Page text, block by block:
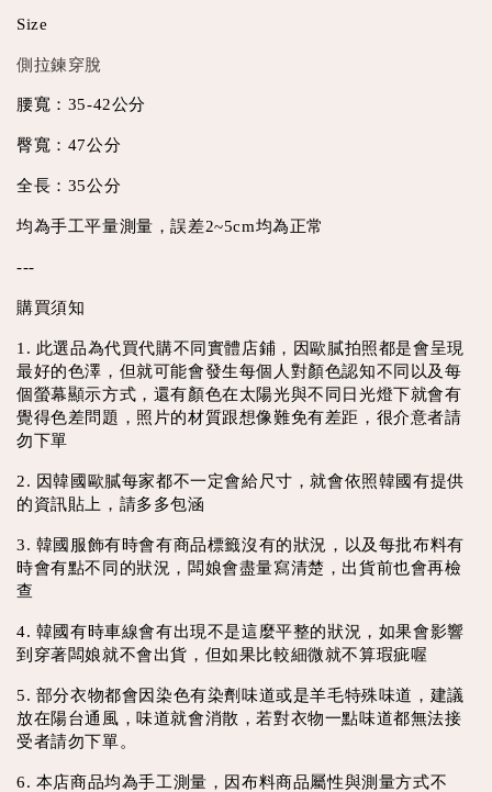
Size
側拉鍊穿脫
腰寬：35-42公分
臀寬：47公分
全長：35公分
均為手工平量測量，誤差2~5cm均為正常
---
購買須知
1. 此選品為代買代購不同實體店鋪，因歐膩拍照都是會呈現
最好的色澤，但就可能會發生每個人對顏色認知不同以及每
個螢幕顯示方式，還有顏色在太陽光與不同日光燈下就會有
覺得色差問題，照片的材質跟想像難免有差距，很介意者請
勿下單
2. 因韓國歐膩每家都不一定會給尺寸，就會依照韓國有提供
的資訊貼上，請多多包涵
3. 韓國服飾有時會有商品標籤沒有的狀況，以及每批布料有
時會有點不同的狀況，闆娘會盡量寫清楚，出貨前也會再檢
查
4. 韓國有時車線會有出現不是這麼平整的狀況，如果會影響
到穿著闆娘就不會出貨，但如果比較細微就不算瑕疵喔
5. 部分衣物都會因染色有染劑味道或是羊毛特殊味道，建議
放在陽台通風，味道就會消散，若對衣物一點味道都無法接
受者請勿下單。
6. 本店商品均為手工測量，因布料商品屬性與測量方式不